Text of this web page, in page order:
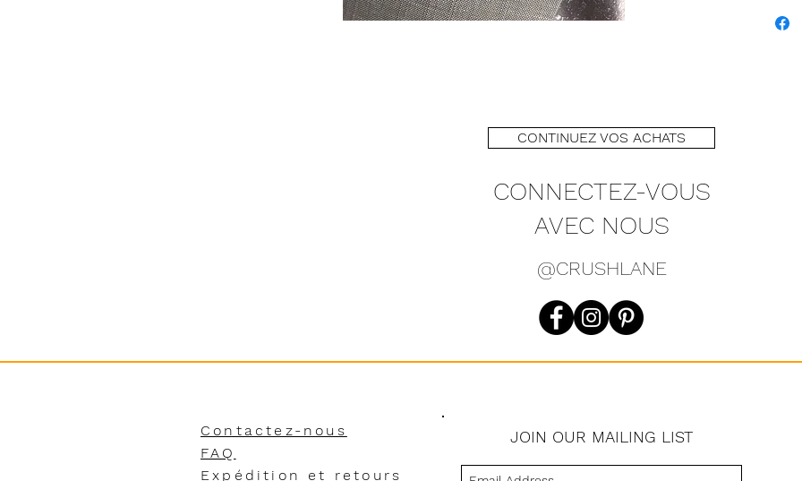
CONTINUEZ VOS ACHATS
CONNECTEZ-VOUS
AVEC NOUS
@CRUSHLANE
Contactez-nous
FAQ
Expédition et retours
JOIN OUR MAILING LIST